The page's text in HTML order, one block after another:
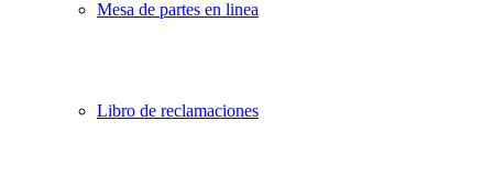
Mesa de partes en linea
Libro de reclamaciones